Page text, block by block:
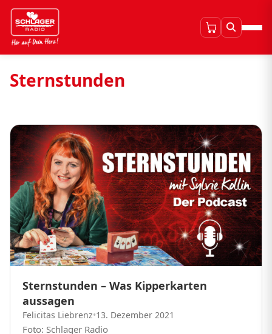
Sternstunden
Sternstunden – Was Kipperkarten
aussagen
Felicitas Liebrenz•13. Dezember 2021
Foto: Schlager Radio